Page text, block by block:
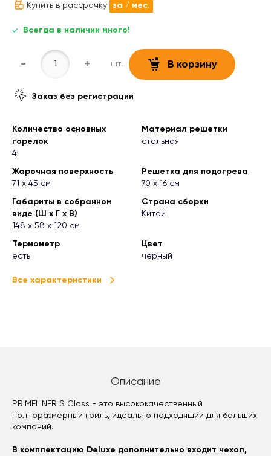
Купить в рассрочку за / мес.
Всегда в наличии много!
- + шт. В корзину
Заказ без регистрации
Количество основных
горелок
4
Материал решетки
стальная
Жарочная поверхность
71 х 45 см
Решетка для подогрева
70 х 16 см
Габариты в собранном
виде (Ш х Г х В)
148 х 58 х 120 см
Страна сборки
Китай
Термометр
есть
Цвет
черный
Все характеристики
Описание
PRIMELINER S Class - это высококачественный
полноразмерный гриль, идеально подходящий для больших
компаний.
В комплектацию Deluxe дополнительно входит чехол,